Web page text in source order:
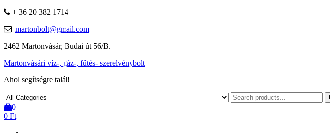
+ 36 20 382 1714
martonbolt@gmail.com
2462 Martonvásár, Budai út 56/B.
Martonvásári víz-, gáz-, fűtés- szerelvénybolt
Ahol segítségre talál!
0
0 Ft